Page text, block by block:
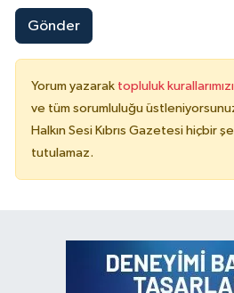
Gönder
Yorum yazarak topluluk kurallarımızı
ve tüm sorumluluğu
Halkın Sesi Kıbrıs Gazetesi hiçbir
tutulamaz.